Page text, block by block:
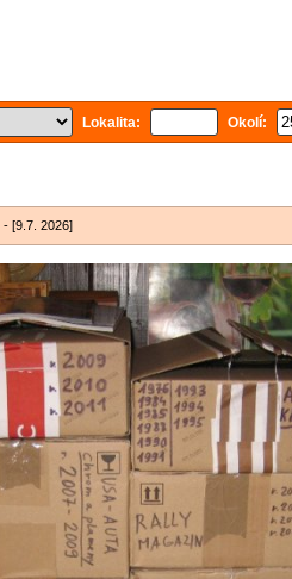
Lokalita: Okolí:
- [9.7. 2026]